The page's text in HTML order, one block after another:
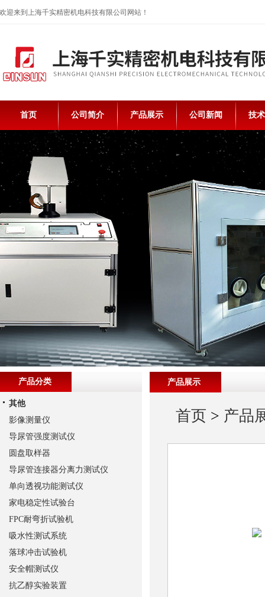
欢迎来到上海千实精密机电科技有限公司网站！
首页 公司简介 产品展示 公司新闻 技
产品展示
首页 > 产品
产品分类
其他
影像测量仪
导尿管强度测试仪
圆盘取样器
导尿管连接器分离力测试仪
单向透视功能测试仪
家电稳定性试验台
FPC耐弯折试验机
吸水性测试系统
落球冲击试验机
安全帽测试仪
抗乙醇实验装置